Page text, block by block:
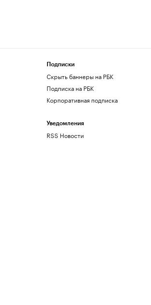
Подписки
Скрыть баннеры на РБК
Подписка на РБК
Корпоративная подписка
Уведомления
RSS Новости